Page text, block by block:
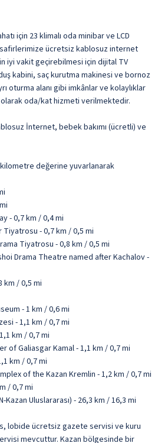
için 23 klimalı oda minibar ve LCD
ücretsiz kablosuz internet
iyi vakit geçirebilmesi için dijital TV
kabini, saç kurutma makinesi ve bornoz
oturma alanı gibi imkânlar ve kolaylıklar
olarak oda/kat hizmeti verilmektedir.
İnternet, bebek bakımı (ücretli) ve
kilometre değerine yuvarlanarak
- 0,7 km / 0,4 mi
- 0,7 km / 0,5 mi
Tiyatrosu - 0,8 km / 0,5 mi
Drama Theatre named after Kachalov -
km / 0,5 mi
- 1 km / 0,6 mi
- 1,1 km / 0,7 mi
km / 0,7 mi
of Galiasgar Kamal - 1,1 km / 0,7 mi
km / 0,7 mi
of the Kazan Kremlin - 1,2 km / 0,7 mi
/ 0,7 mi
Kazan Uluslararası) - 26,3 km / 16,3 mi
lobide ücretsiz gazete servisi ve kuru
mevcuttur. Kazan bölgesinde bir